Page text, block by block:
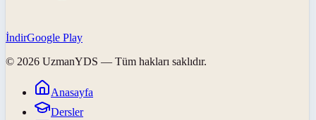
İndirGoogle Play
© 2026 UzmanYDS — Tüm hakları saklıdır.
Anasayfa
Dersler